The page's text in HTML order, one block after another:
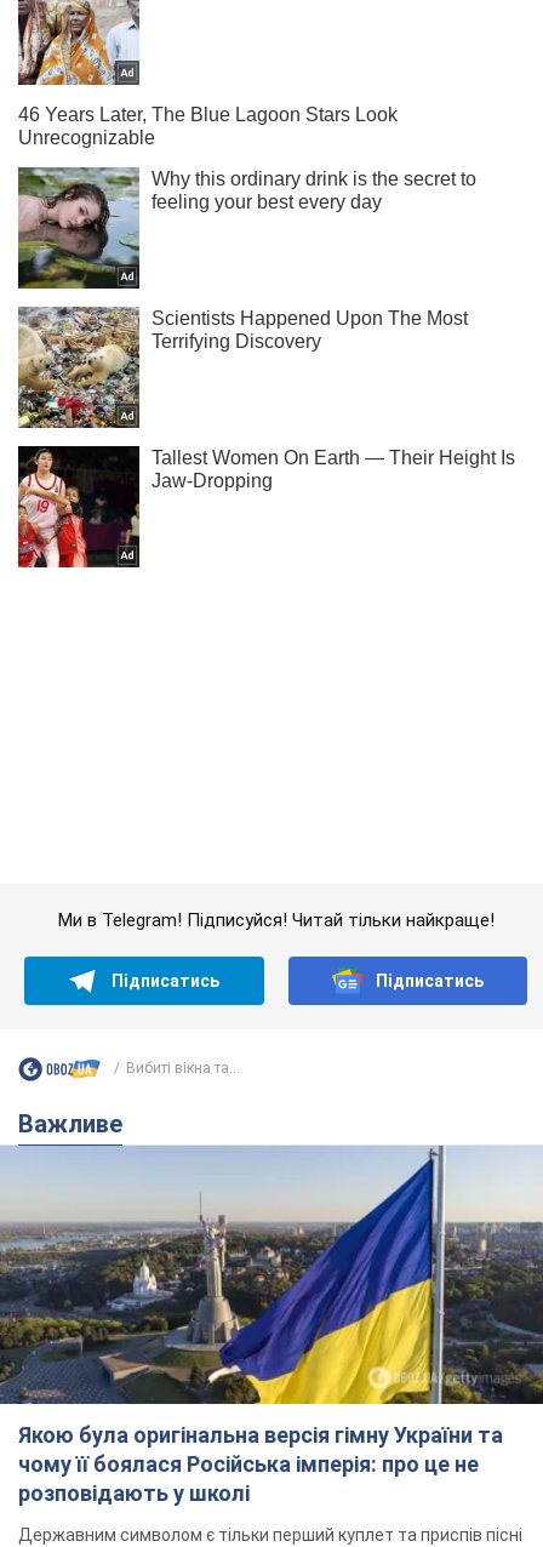
Якою була оригінальна версія гімну України та
чому її боялася Російська імперія: про це не
Державним символом є тільки перший куплет та приспів пісні
6 часов назад 27,4 т.
Олександру Пономарьову – 53: що
відомо про трьох дітей секс-
символа 90-х та який вигляд вони
За розвитком кар'єри артист не забував про
особисте щастя
11 часов назад